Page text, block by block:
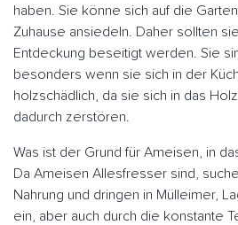
haben. Sie könne sich auf die
Zuhause ansiedeln. Daher sollten
Entdeckung beseitigt werden. Sie
besonders wenn sie sich in der
holzschädlich, da sie sich in das
dadurch zerstören.
Was ist der Grund für Ameisen, in
Da Ameisen Allesfresser sind,
Nahrung und dringen in Mülleimer,
ein, aber auch durch die konstante